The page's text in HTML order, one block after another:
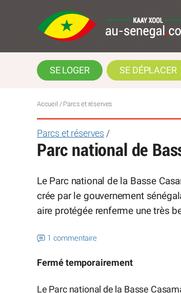
SE LOGER SE DÉPLACER
Accueil / Parcs et réserves
Parcs et réserves /
Parc national de
Le Parc national de la Basse
crée par le gouvernement
aire protégée renferme une très
1 commentaire
Fermé temporairement
Le Parc national de la Basse